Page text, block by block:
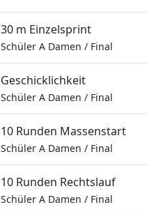
30 m Einzelsprint
Schüler A Damen / Final
Geschicklichkeit
Schüler A Damen / Final
10 Runden Massenstart
Schüler A Damen / Final
10 Runden Rechtslauf
Schüler A Damen / Final